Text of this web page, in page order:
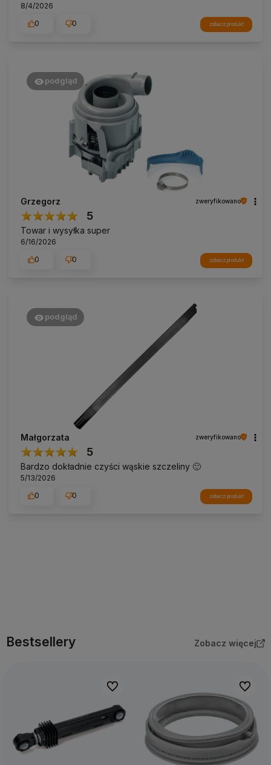
8/4/2026
0
0 zobacz produkt
podgląd
Grzegorz zweryfikowano
5
Towar i wysyłka super
6/16/2026
0
0 zobacz produkt
podgląd
Małgorzata zweryfikowano
5
Bardzo dokładnie czyści wąskie szczeliny 🙂
5/13/2026
0
0 zobacz produkt
Bestsellery Zobacz więcej
Do ulubionych Do